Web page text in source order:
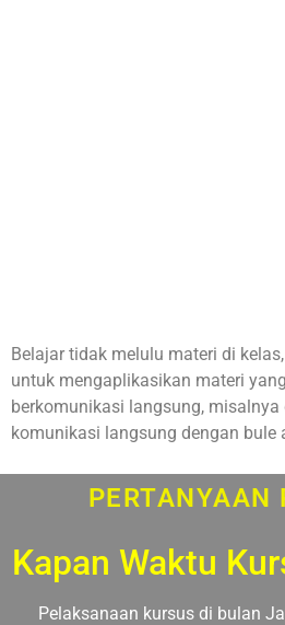
Belajar tidak melulu materi di
untuk mengaplikasikan materi
berkomunikasi langsung,
komunikasi langsung dengan bule
PERTANYAAN
Kapan Waktu
Pelaksanaan kursus di bulan